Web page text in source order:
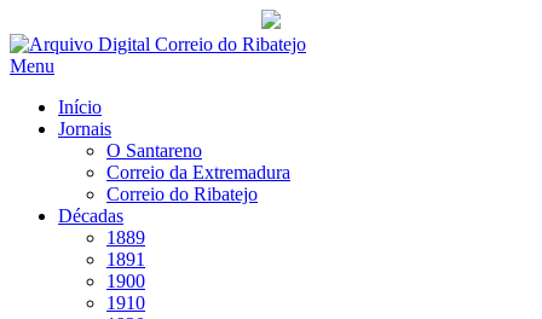
Saltar
para
Menu
Início
Jornais
O Santareno
Correio da Extremadura
Correio do Ribatejo
Décadas
1889
1891
1900
1910